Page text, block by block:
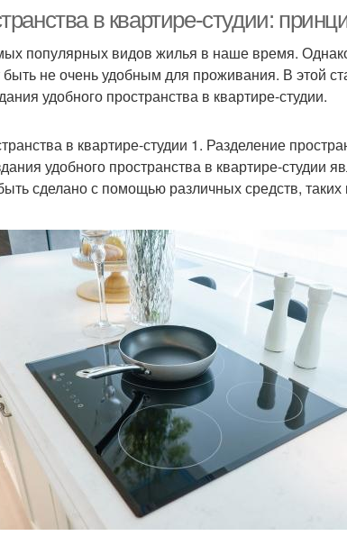
в квартире-студии:
популярных видов жилья в наше время.
не очень удобным для проживания. В этой
удобного пространства в квартире-студии.
в квартире-студии 1. Разделение
удобного пространства в квартире-студии
сделано с помощью различных средств,